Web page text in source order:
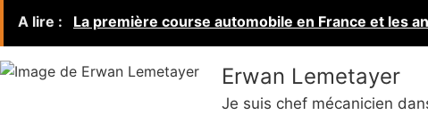
A lire :
La première course automobile en France et les
Erwan Lemetayer
Je suis chef mécanicien